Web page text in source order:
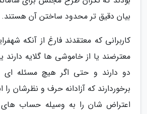
بیان دقیق تر محدود ساختن آن هستند.
کاربرانی که معتقدند فارغ از آنکه
معترضند یا از خاموشی ها گلایه
دو دارند و حتی اگر هیچ مسئله ای
برخوردارند که آزادانه حرف و نظرشان را
اعتراض شان را به وسیله حساب